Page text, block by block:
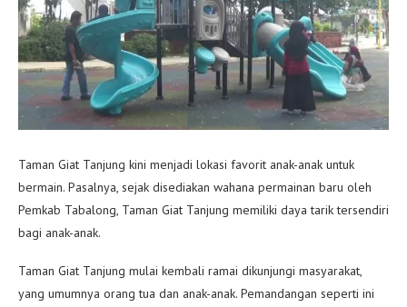
Taman Giat Tanjung kini menjadi lokasi favorit anak-anak untuk
bermain. Pasalnya, sejak disediakan wahana permainan baru oleh
Pemkab Tabalong, Taman Giat Tanjung memiliki daya tarik tersendiri
bagi anak-anak.
Taman Giat Tanjung mulai kembali ramai dikunjungi masyarakat,
yang umumnya orang tua dan anak-anak. Pemandangan seperti ini